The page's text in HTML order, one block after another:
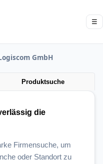
☰
GmbH
Produktsuche
die
Firmensuche, um
oder Standort zu